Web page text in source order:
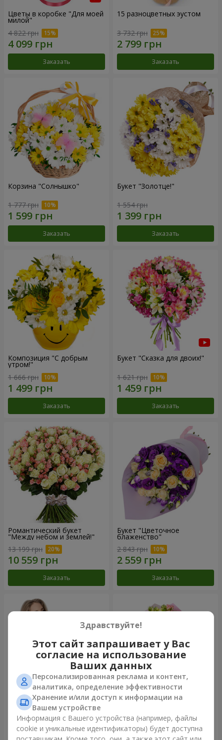
Цветы в коробке "Для моей
милой"
4 822 грн
Заказать
15 разноцветных эустом
3 732 грн
Заказать
Корзина "Солнышко"
1 777 грн
Заказать
Букет "Золотце!"
1 554 грн
Заказать
Композиция "С добрым
утром!"
1 666 грн
Заказать
Букет "Сказка для двоих!"
1 621 грн
Заказать
Романтический букет
"Между небом и землей!"
13 199 грн
Заказать
Букет "Цветочное
блаженство"
2 843 грн
Заказать
Букет "Королеве сердца"
2 777 грн
Микс "Планета роз" из 51
7 528 грн
Здравствуйте!
Этот сайт запрашивает у Вас
согласие на использование
Ваших данных
Персонализированная реклама и контент,
аналитика, определение эффективности
Хранение и/или доступ к информации на
Вашем устройстве
Информация с Вашего устройства (например, файлы
cookie и уникальные идентификаторы) будет доступна